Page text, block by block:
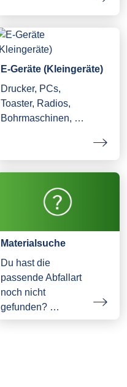
E-Geräte (Kleingeräte)
Drucker, PCs,
Toaster, Radios,
Bohrmaschinen, …
Materialsuche
Du hast die
passende Abfallart
noch nicht
gefunden? …